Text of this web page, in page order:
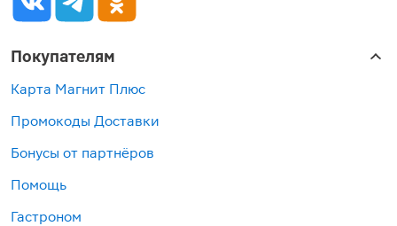
Покупателям
Карта Магнит Плюс
Промокоды Доставки
Бонусы от партнёров
Помощь
Гастроном